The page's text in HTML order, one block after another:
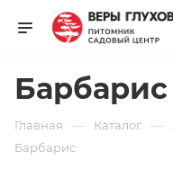
Барбарис
Главная — Каталог —
Барбарис